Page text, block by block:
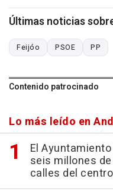
Últimas noticias
Feijóo PSOE PP
Contenido patrocinado
Lo más leído en
El
seis millones
calles del